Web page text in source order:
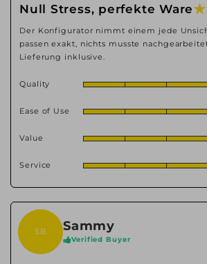
Null Stress, perfekte Ware★
Der Konfigurator nimmt einem jede
passen exakt, nichts musste
Lieferung inklusive.
Quality
Ease of Use
Value
Service
SB Sammy
Verified Buyer